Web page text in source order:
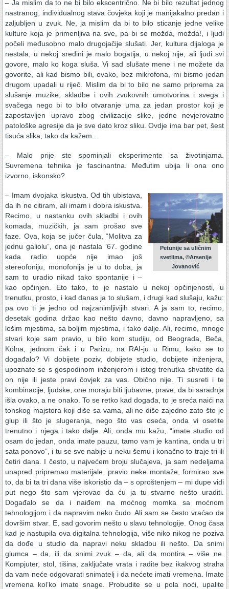
– Ja mislim da to ne bi bilo ekscentrično. Ne bi bilo rezultat jednog
nastranog, individualnog stava čovjeka koji je manijakalno predan i
zaljubljen u zvuk. Ne, ja mislim da bi to bilo sticanje jedne velike
kulture koja je primenljiva na sve, pa bi se možda, možda!, i ljudi
počeli međusobno malo drugojačije slušati. Jer, kultura dijaloga je
nestala, u nekoj sredini je malo bogatija, u nekoj nije, ali ljudi svi
govore, malo ko koga sluša. Vi sad slušate mene i ne možete da
govorite, ali kad bismo bili, ovako, bez mikrofona, mi bismo jedan
drugom upadali u riječ. Mislim da bi to bilo ne samo priprema za
slušanje muzike, skladbe i ovih zvukovnih umotvorina i svega i
svačega nego bi to bilo otvaranje uma za jedan prostor koji je
zapostavljen upravo zbog civilizacije slike, jedne nevjerovatno
patološke agresije da je sve dato kroz sliku. Ovdje ima bar pet, šest
tisuća slika, tako da kažem…
– Malo prije ste spominjali eksperimente sa životinjama.
Suvremena tehnika je fascinantna. Međutim ubija li ona ono
izvorno, iskonsko?
Petunije sa uličnim
svetlima, ©Arsenije
Jovanović
– Imam dvojaka iskustva. Od tih ubistava,
da ih ne citiram, ali imam i dobra iskustva.
Recimo, u nastanku ovih skladbi i ovih
komada, muzičkih, ja sam prošao sve
faze. Ova, koja se jučer čula, “Molitva za
jednu galiolu”, ona je nastala ’67. godine
kada radio uopće nije imao još
stereofoniju, monofonija je u to doba, ja
sam to uradio nikad tako spontanije i –
kao opčinjen. Eto tako, to je nastalo u nekoj opčinjenosti, u
trenutku, prosto, i kad danas ja to slušam, i drugi kad slušaju, kažu:
pa ovo ti je jedno od najzanimljivijih stvari. A ja sam to, recimo,
desetak godina držao kao nešto davno, davno napravljeno, sa
lošim mjestima, sa boljim mjestima, i tako dalje. Ali, recimo, mnoge
stvari koje sam pravio, u bilo kom studiju, od Beograda, Beča,
Kölna, jednom čak i u Parizu, na RAI-ju u Rimu, kako se to
događalo? Vi dobijete poziv, dobijete studio, dobijete inženjera,
upoznate se s gospodinom inženjerom i istog trenutka shvatite da
on nije ili jeste pravi čovjek za vas. Obično nije. Ti susreti i te
kombinacije, ljudske, one moraju biti ljubavne, prave, da bi saradnja
išla ovako, a ne onako. To se retko kad događa, to je sreća naići na
tonskog majstora koji diše sa vama, ali ne diše zajedno zato što je
glup ili što je slugeranja, nego što vas oseća, onda vi osetite
trenutno i njega i tako dalje. Ali, onda mu kažu, “imate studio od
osam do jedan, onda imate pauzu, tamo vam je kantina, onda u tri
sata ponovo”, i tu se sve nabije u neku šemu i konačno to traje tri ili
četiri dana. I često, u najvećem broju slučajeva, ja sam nedeljama
unapred pripremao materijale, pravio neke montaže, formirao sve
to, da bi ta tri dana više iskoristio da – s oproštenjem – mi dupe vidi
put nego što sam vjerovao da ću ja tu stvarno nešto uraditi.
Događalo se da i naiđem na moćnog momka sa moćnom
tehnologijom i da napravim neko čudo. Ali sam se često vraćao da
dovršim stvar. E, sad govorim nešto u slavu tehnologije. Onog časa
kad je nastupila ova digitalna tehnologija, više niko nikog ne poziva
da dođe u studio da napravi neku skladbu ili nešto. Da snimi
glumca – da, ili da snimi zvuk – da, ali da montira – više ne.
Kompjuter, stol, tišina, zaključate vrata i radite bez ikakvog straha
da vam neće odgovarati snimatelj i da nećete imati vremena. Imate
vremena kol’ko imate snage. Probudite se u pola noći, upalite